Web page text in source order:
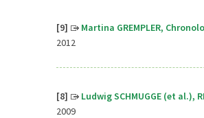
[9]
Martina GREMPLER,
2012
[8]
Ludwig SCHMUGGE (et al.),
2009